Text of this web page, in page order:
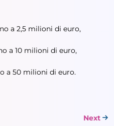
a 2,5 milioni di euro,
a 10 milioni di euro,
a 50 milioni di euro.
Next